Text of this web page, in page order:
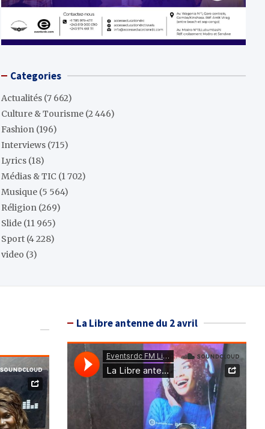
Categories
Actualités (7 662)
Culture & Tourisme (2 446)
Fashion (196)
Interviews (715)
Lyrics (18)
Médias & TIC (1 702)
Musique (5 564)
Réligion (269)
Slide (11 965)
Sport (4 228)
video (3)
La Libre antenne du 2 avril